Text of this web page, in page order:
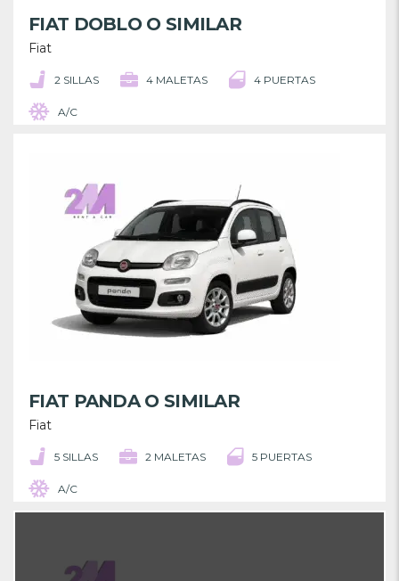
FIAT DOBLO O SIMILAR
Fiat
2 SILLAS 4 MALETAS 4 PUERTAS
A/C
FIAT PANDA O SIMILAR
Fiat
5 SILLAS 2 MALETAS 5 PUERTAS
A/C